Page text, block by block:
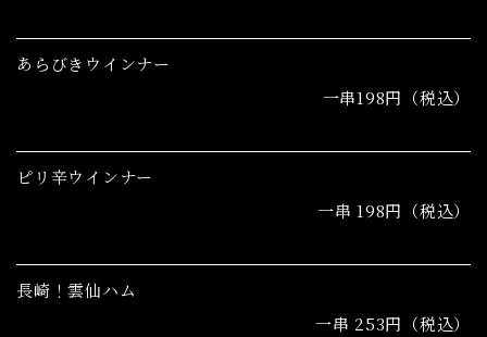
あらびきウインナー
一串198円（税込）
ピリ辛ウインナー
一串 198円（税込）
長崎！雲仙ハム
一串 253円（税込）